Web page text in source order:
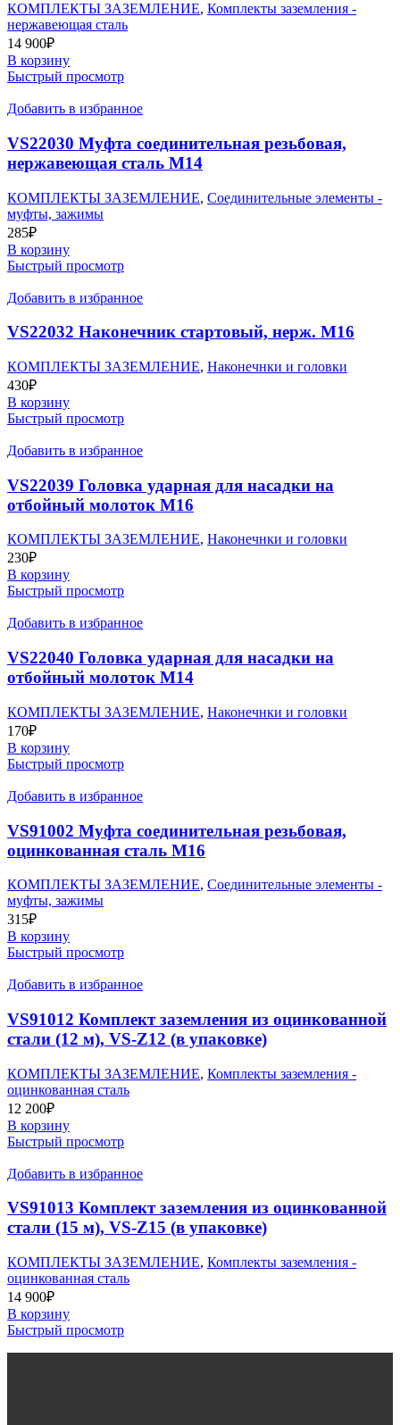
КОМПЛЕКТЫ ЗАЗЕМЛЕНИЕ, Комплекты заземления -
нержавеющая сталь
14 900₽
В корзину
Быстрый просмотр
Добавить в избранное
VS22030 Муфта соединительная резьбовая,
нержавеющая сталь М14
КОМПЛЕКТЫ ЗАЗЕМЛЕНИЕ, Соединительные элементы -
муфты, зажимы
285₽
В корзину
Быстрый просмотр
Добавить в избранное
VS22032 Наконечник стартовый, нерж. М16
КОМПЛЕКТЫ ЗАЗЕМЛЕНИЕ, Наконечнки и головки
430₽
В корзину
Быстрый просмотр
Добавить в избранное
VS22039 Головка ударная для насадки на
отбойный молоток М16
КОМПЛЕКТЫ ЗАЗЕМЛЕНИЕ, Наконечнки и головки
230₽
В корзину
Быстрый просмотр
Добавить в избранное
VS22040 Головка ударная для насадки на
отбойный молоток М14
КОМПЛЕКТЫ ЗАЗЕМЛЕНИЕ, Наконечнки и головки
170₽
В корзину
Быстрый просмотр
Добавить в избранное
VS91002 Муфта соединительная резьбовая,
оцинкованная сталь М16
КОМПЛЕКТЫ ЗАЗЕМЛЕНИЕ, Соединительные элементы -
муфты, зажимы
315₽
В корзину
Быстрый просмотр
Добавить в избранное
VS91012 Комплект заземления из оцинкованной
стали (12 м), VS-Z12 (в упаковке)
КОМПЛЕКТЫ ЗАЗЕМЛЕНИЕ, Комплекты заземления -
оцинкованная сталь
12 200₽
В корзину
Быстрый просмотр
Добавить в избранное
VS91013 Комплект заземления из оцинкованной
стали (15 м), VS-Z15 (в упаковке)
КОМПЛЕКТЫ ЗАЗЕМЛЕНИЕ, Комплекты заземления -
оцинкованная сталь
14 900₽
В корзину
Быстрый просмотр